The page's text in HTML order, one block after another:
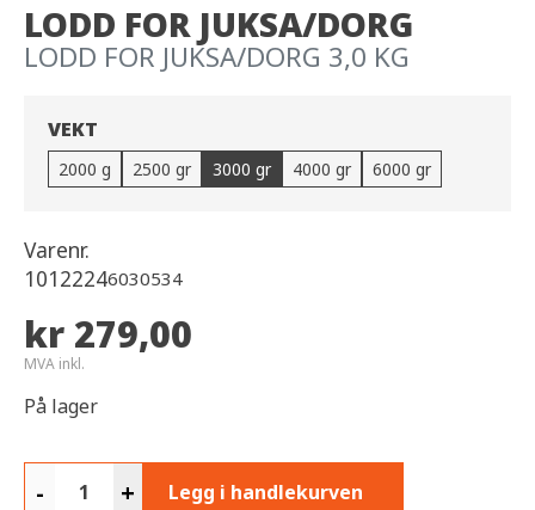
LODD FOR JUKSA/DORG
LODD FOR JUKSA/DORG 3,0 KG
VEKT
2000 g 2500 gr 3000 gr 4000 gr 6000 gr
Varenr.
10122246030534
kr 279,00
MVA inkl.
På lager
- + Legg i handlekurven